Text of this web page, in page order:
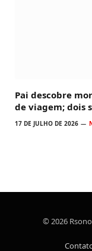
Pai descobre
de viagem; dois
17 DE JULHO DE 2026
© 2026